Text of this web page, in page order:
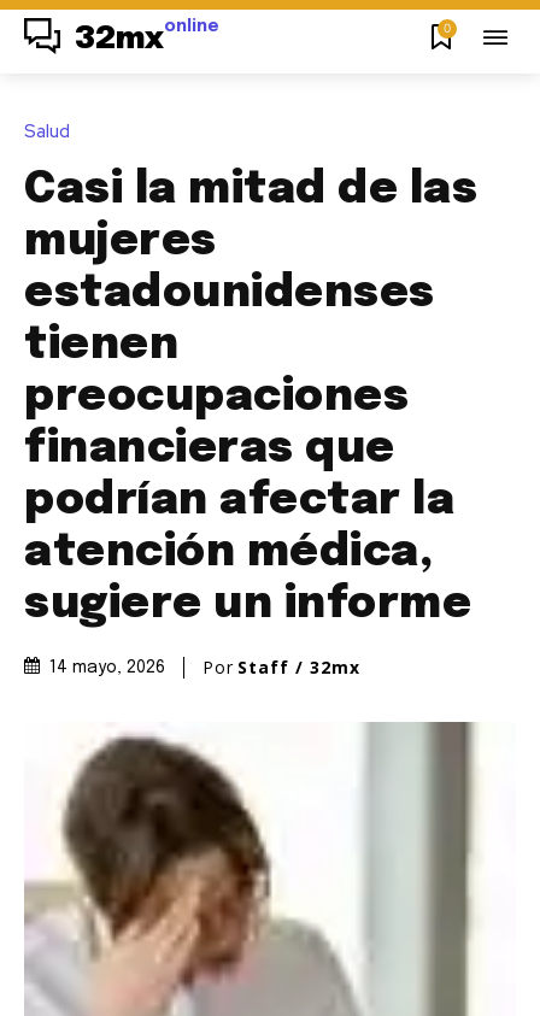
32mxonline 0
Salud
Casi la mitad de las
mujeres
estadounidenses
tienen
preocupaciones
financieras que
podrían afectar la
atención médica,
sugiere un informe
14 mayo, 2026 Por Staff / 32mx